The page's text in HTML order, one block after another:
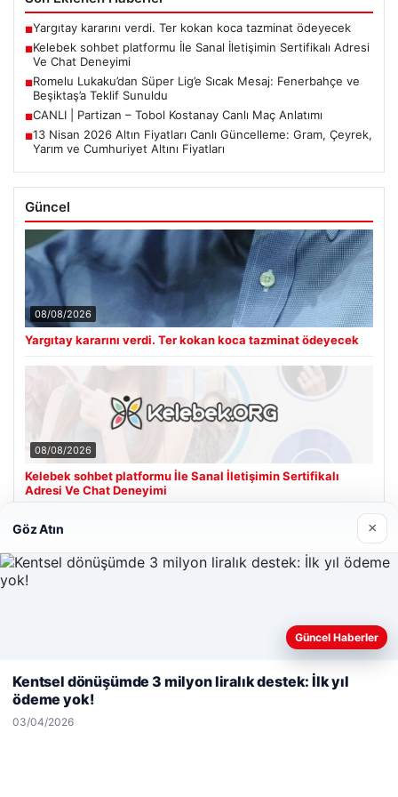
■Yargıtay kararını verdi. Ter kokan koca tazminat ödeyecek
■Kelebek sohbet platformu İle Sanal İletişimin Sertifikalı Adresi
Ve Chat Deneyimi
■Romelu Lukaku’dan Süper Lig’e Sıcak Mesaj: Fenerbahçe ve
Beşiktaş’a Teklif Sunuldu
■CANLI | Partizan – Tobol Kostanay Canlı Maç Anlatımı
■13 Nisan 2026 Altın Fiyatları Canlı Güncelleme: Gram, Çeyrek,
Yarım ve Cumhuriyet Altını Fiyatları
Güncel
08/08/2026
Yargıtay kararını verdi. Ter kokan koca tazminat ödeyecek
08/08/2026
Kelebek sohbet platformu İle Sanal İletişimin Sertifikalı
Adresi Ve Chat Deneyimi
Son Eklenen Firmalar
Web sitemizi nasıl kullandığınızı daha iyi anlayabilmek,
kullanıyoruz.Çerez Politikamız
Reddet
Göz Atın ×
Güncel Haberler
Kentsel dönüşümde 3 milyon liralık destek: İlk yıl
ödeme yok!
03/04/2026